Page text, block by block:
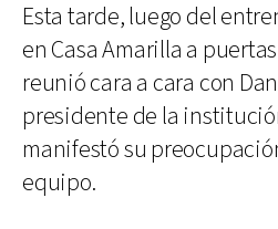
Esta tarde, luego del
en Casa Amarilla a
reunió cara a cara con
presidente de la
manifestó su
equipo.